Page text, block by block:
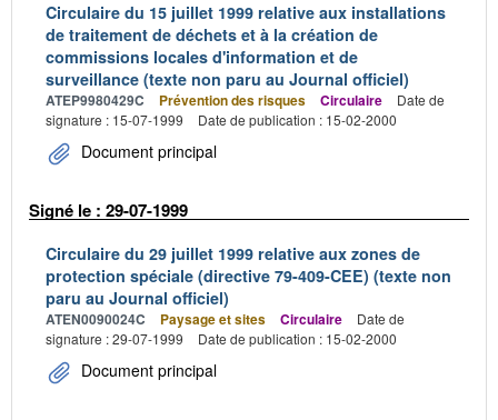
Circulaire du 15 juillet 1999 relative aux installations
de traitement de déchets et à la création de
commissions locales d'information et de
surveillance (texte non paru au Journal officiel)
ATEP9980429C Prévention des risques Circulaire
Date de
signature : 15-07-1999
Date de publication : 15-02-2000
Document principal
Signé le : 29-07-1999
Circulaire du 29 juillet 1999 relative aux zones de
protection spéciale (directive 79-409-CEE) (texte non
paru au Journal officiel)
ATEN0090024C Paysage et sites Circulaire
Date de
signature : 29-07-1999
Date de publication : 15-02-2000
Document principal